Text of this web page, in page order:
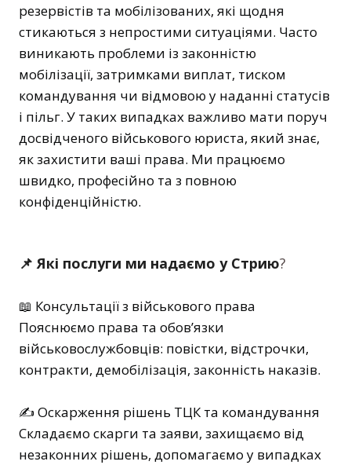
резервістів та мобілізованих, які щодня
стикаються з непростими ситуаціями. Часто
виникають проблеми із законністю
мобілізації, затримками виплат, тиском
командування чи відмовою у наданні статусів
і пільг. У таких випадках важливо мати поруч
досвідченого військового юриста, який знає,
як захистити ваші права. Ми працюємо
швидко, професійно та з повною
конфіденційністю.
📌 Які послуги ми надаємо у Стрию?
📖 Консультації з військового права
Пояснюємо права та обов’язки
військовослужбовців: повістки, відстрочки,
контракти, демобілізація, законність наказів.
✍️ Оскарження рішень ТЦК та командування
Складаємо скарги та заяви, захищаємо від
незаконних рішень, допомагаємо у випадках